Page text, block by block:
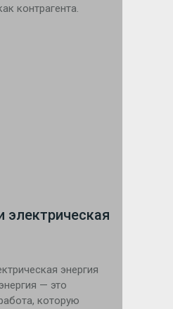
контрагента.
энергия
— это
которую